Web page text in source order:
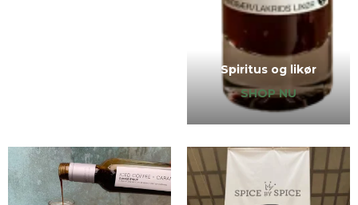
Spiritus og likør
SHOP NU